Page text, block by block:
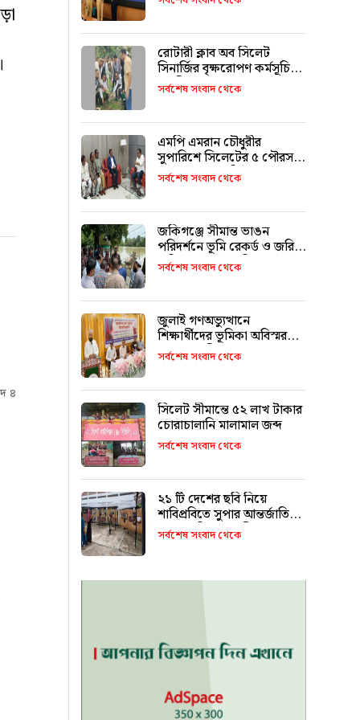
৪
ফারুক মোড়ল
রোটারী ক্লাব অব সিলেট
সিনার্জির বৃক্ষরোপণ কর্মসূচি
অনুষ্ঠিত
সর্বশেষ সংবাদ থেকে
এমপি এমরান চৌধুরীর
সুপারিশে সিলেটের ৫ পৌরসভা
পাচ্ছে ৫ শ কোটি টাকা
সর্বশেষ সংবাদ থেকে
জকিগঞ্জে সীমান্ত ভাঙন
পরিদর্শনে ভূমি রেকর্ড ও জরিপ
অধিদপ্তরের মহাপরিচালক
সর্বশেষ সংবাদ থেকে
জুলাই গণঅভ্যুত্থানে
শিক্ষার্থীদের ভূমিকা অবিস্মরণীয়
: এম এ মালিক
সর্বশেষ সংবাদ থেকে
সিলেট সীমান্তে ৫২ লাখ টাকার
চোরাচালানি মালামাল জব্দ
সর্বশেষ সংবাদ থেকে
২১ টি দেশের ছবি নিয়ে
শাবিপ্রবিতে সুপার আন্তর্জাতিক
আলোকচিত্র প্রদর্শনী শুরু
সর্বশেষ সংবাদ থেকে